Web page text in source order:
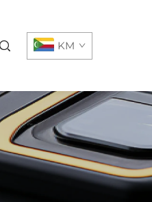
KM